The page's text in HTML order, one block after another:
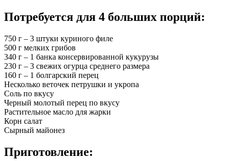
Потребуется для 4 больших порций:
750 г – 3 штуки куриного филе
500 г мелких грибов
340 г – 1 банка консервированной кукурузы
230 г – 3 свежих огурца среднего размера
160 г – 1 болгарский перец
Несколько веточек петрушки и укропа
Соль по вкусу
Черный молотый перец по вкусу
Растительное масло для жарки
Корн салат
Сырный майонез
Приготовление: